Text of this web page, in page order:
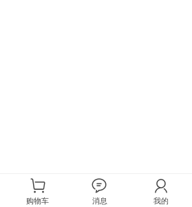
购物车 消息 我的